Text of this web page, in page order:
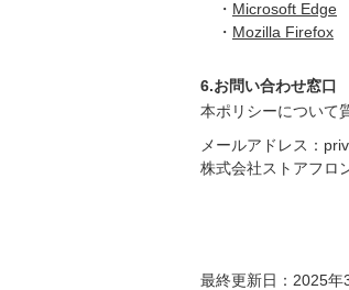
・ Microsoft Edge
・ Mozilla Firefox
6.お問い合わせ窓口
本ポリシーについて
メールアドレス：
株式会社ストアフ
最終更新日：2025年